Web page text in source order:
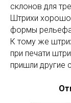
склонов для
Штрихи хорошо
формы
К тому же
при печати
пришли другие